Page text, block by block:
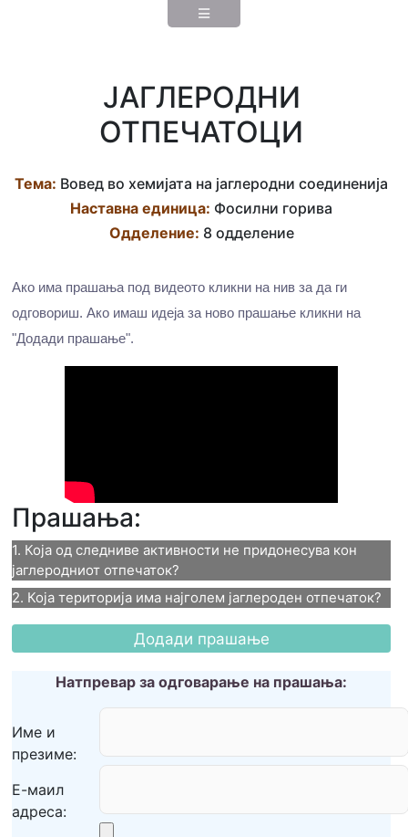
ЈАГЛЕРОДНИ
ОТПЕЧАТОЦИ
Тема: Вовед во хемијата на јаглеродни соединенија
Наставна eдиница: Фосилни горива
Одделение: 8 одделение
Ако има прашања под видеото кликни на нив за да ги
одговориш. Ако имаш идеја за ново прашање кликни на
"Додади прашање".
Прашања:
1. Која од следниве активности не придонесува кон
јаглеродниот отпечаток?
1. Која од следниве
активности не придонесува
кон јаглеродниот
отпечаток?
Патувањето со авион
Возењето електричен автомобил
2. Која територија има најголем јаглероден отпечаток?
2. Која територија има
најголем јаглероден
Индија
САД
Европa
Натпревар за одговарање на прашања:
Име и
презиме:
Е-маил
адреса: